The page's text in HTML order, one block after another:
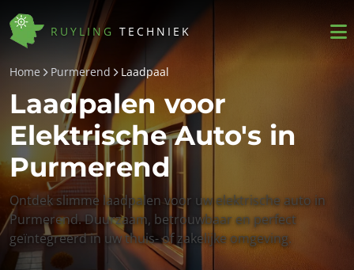
RUYLING TECHNIEK
Home Purmerend Laadpaal
Laadpalen voor
Elektrische Auto's in
Purmerend
Ontdek slimme laadpalen voor uw elektrische auto in
Purmerend. Duurzaam, betrouwbaar en perfect
geïntegreerd in uw thuis- of zakelijke omgeving.